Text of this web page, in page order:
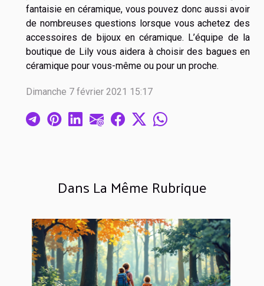
Dans La Même Rubrique
fantaisie en céramique, vous pouvez donc aussi avoir
de nombreuses questions lorsque vous achetez des
accessoires de bijoux en céramique. L’équipe de la
boutique de Lily vous aidera à choisir des bagues en
céramique pour vous-même ou pour un proche.
Dimanche 7 février 2021 15:17